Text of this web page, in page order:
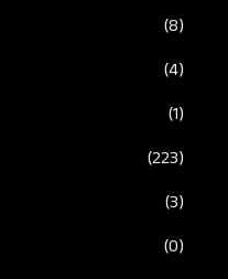
(8)
(4)
(1)
(223)
(3)
(0)